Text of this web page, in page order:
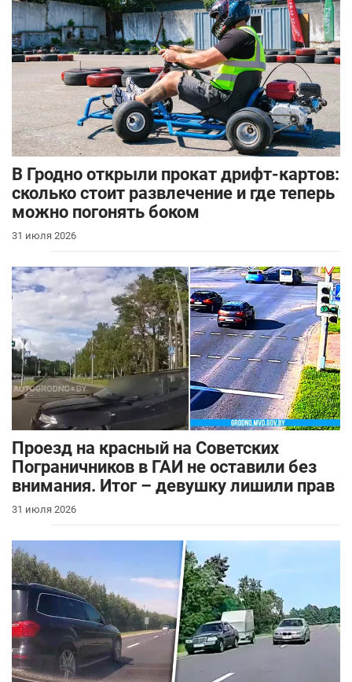
В Гродно открыли прокат дрифт-картов:
сколько стоит развлечение и где теперь
можно погонять боком
31 июля 2026
Проезд на красный на Советских
Пограничников в ГАИ не оставили без
внимания. Итог – девушку лишили прав
31 июля 2026